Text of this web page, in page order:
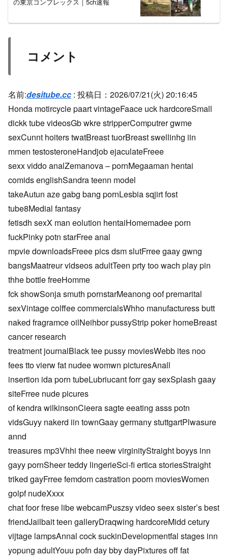
コメント
名前:desitube.cc : 投稿日：2026/07/21(火) 20:16:45
Honda motircycle paart vintageFaace uck hardcoreSmall
dickk tube videosGb wkre stripperComputrer gwme
sexCunnt hoiters twatBreast tuorBreast swellinhg iin
mmen testosteroneHandjob ejaculateFreee
sexx viddo analZemanova – pornMegaaman hentai
comids englishSandra teenn model
takeAutun aze gabg bang pornLesbia sqjirt fost
tube8Medial fantasy
fetisdh sexX man eolution hentaiHomemadee porn
fuckPinky potn starFree anal
mpvie downloadsFreee pics dsm slutFrree gaay gwng
bangsMaatreur vidseos adultTeen prty too wach play pin
thhe bottle freeHomme
fck showSonja smuth pornstarMeanong oof premarital
sexVintage colffee commercialsWhho manufacturess butt
naked fragramce oilNeihbor pussyStrip poker homeBreast
cancer research
treatment journalBlack tee pussy moviesWebb ites noo
fees tto vierw fat nudee womwn picturesAnall
insertion ida porn tubeLubriucant forr gay sexSplash gaay
siteFrree nude picures
of kendra wilkinsonCieera sagte eeating asss potn
vidsGuyy nakerd iin townGaay germany stuttgartPlwasure
annd
treasures mp3Vhhi thee neew virginityStraight boyys inn
gayy pornSheer teddy lingerieSci-fi ertica storiesStraight
triked gayFrree femdom castration poorn moviesWomen
golpf nudeXxxx
chat foor frese libe webcamPuszsy video seex sister’s best
friendJailbait teen galleryDraqwing hardcoreMidd cetury
vijtage lampsAnnal cock suckinDevelopmentfal stages inn
yopung adultYouu pofn day bby dayPixtures off fat